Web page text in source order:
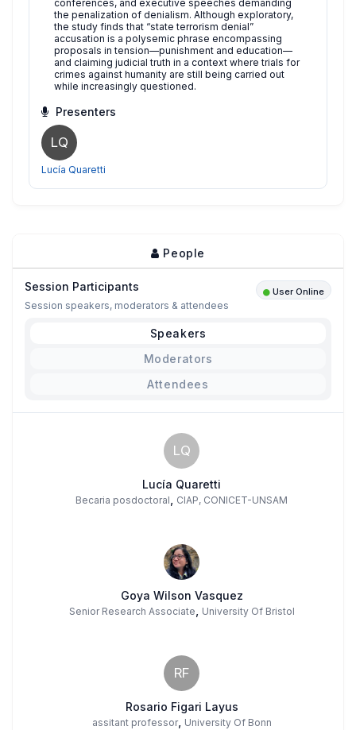
conferences, and executive speeches demanding
the penalization of denialism. Although exploratory,
the study finds that “state terrorism denial”
accusation is a polysemic phrase encompassing
proposals in tension—punishment and education—
and claiming judicial truth in a context where trials for
crimes against humanity are still being carried out
while increasingly questioned.
Presenters
LQ
Lucía Quaretti
People
Session Participants User Online
Session speakers, moderators & attendees
Speakers
Moderators
Attendees
LQ
Lucía Quaretti
Becaria posdoctoral, CIAP, CONICET-UNSAM
Goya Wilson Vasquez
Senior Research Associate, University Of Bristol
RF
Rosario Figari Layus
assitant professor, University Of Bonn